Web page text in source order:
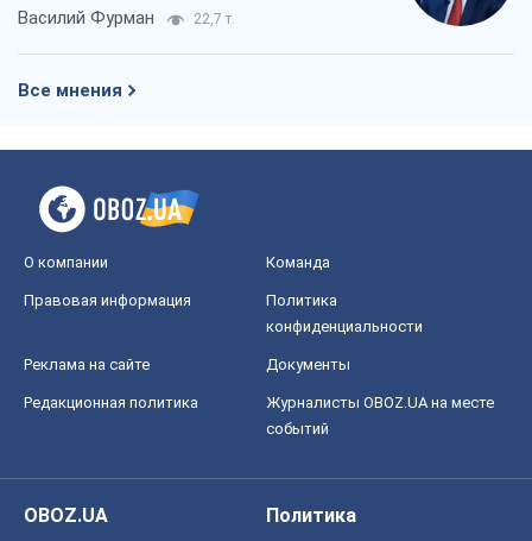
Василий Фурман 22,7 т.
Все мнения
О компании Команда
Правовая информация
Политика
конфиденциальности
Реклама на сайте Документы
Редакционная политика
Журналисты OBOZ.UA на месте
событий
OBOZ.UA
Политика